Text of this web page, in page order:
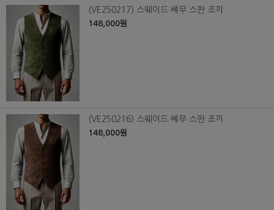
(VE250217) 스웨이드 쎄무 스판 조끼
148,000원
(VE250216) 스웨이드 쎄무 스판 조끼
148,000원